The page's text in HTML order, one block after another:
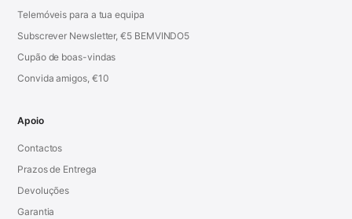
Telemóveis para a tua equipa
Subscrever Newsletter, €5 BEMVINDO5
Cupão de boas-vindas
Convida amigos, €10
Apoio
Contactos
Prazos de Entrega
Devoluções
Garantia